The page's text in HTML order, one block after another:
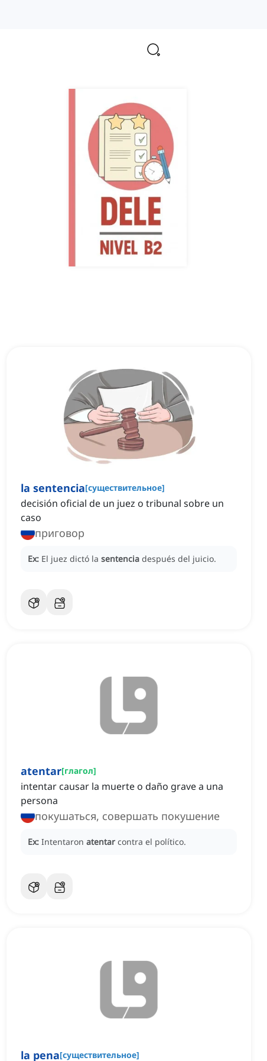
la sentencia[существительное]
decisión oficial de un juez o tribunal sobre un
caso
приговор
Ex: El juez dictó la sentencia después del juicio.
atentar[глагол]
intentar causar la muerte o daño grave a una
persona
покушаться, совершать покушение
Ex: Intentaron atentar contra el político.
la pena[существительное]